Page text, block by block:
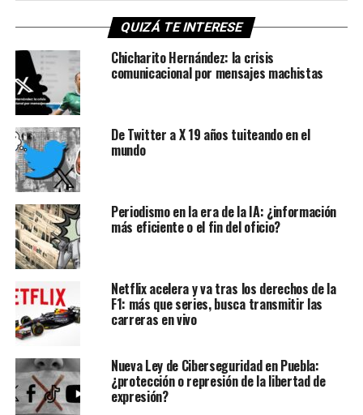
QUIZÁ TE INTERESE
Chicharito Hernández: la crisis
comunicacional por mensajes machistas
De Twitter a X 19 años tuiteando en el
mundo
Periodismo en la era de la IA: ¿información
más eficiente o el fin del oficio?
Netflix acelera y va tras los derechos de la
F1: más que series, busca transmitir las
carreras en vivo
Nueva Ley de Ciberseguridad en Puebla:
¿protección o represión de la libertad de
expresión?